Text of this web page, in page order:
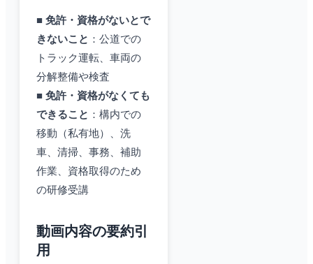
■ 免許・資格がないとで
きないこと ：公道での
トラック運転、車両の
分解整備や検査
■ 免許・資格がなくても
できること ：構内での
移動（私有地）、洗
車、清掃、事務、補助
作業、資格取得のため
の研修受講
動画内容の要約引
用